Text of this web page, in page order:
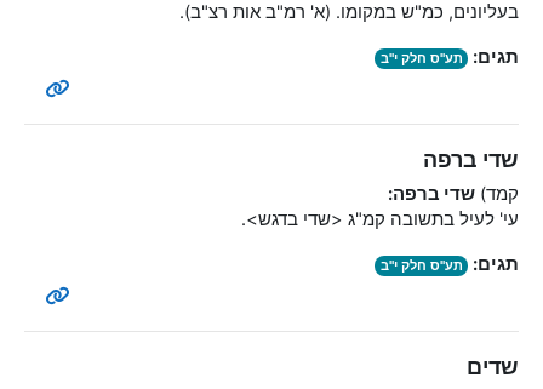
בעליונים, כמ"ש במקומו. (א' רמ"ב אות רצ"ב).
תגים: תע"ס חלק י"ב
שדי ברפה
קמד) שדי ברפה:
עי' לעיל בתשובה קמ"ג <שדי בדגש>.
תגים: תע"ס חלק י"ב
שדים